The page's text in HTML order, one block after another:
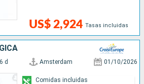
US$ 2,924 Tasas incluidas
6 d Amsterdam 01/10/2026
Comidas incluidas